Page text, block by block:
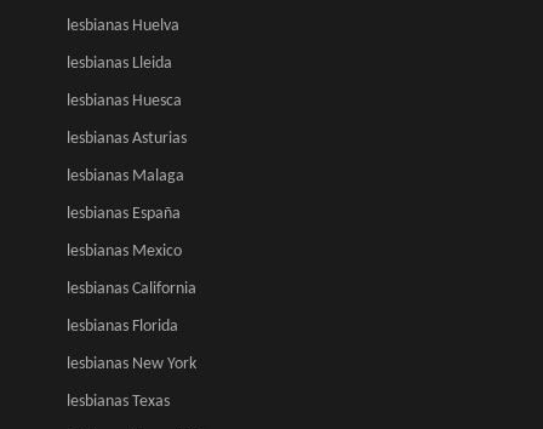
lesbianas Huelva
lesbianas Lleida
lesbianas Huesca
lesbianas Asturias
lesbianas Malaga
lesbianas España
lesbianas Mexico
lesbianas California
lesbianas Florida
lesbianas New York
lesbianas Texas